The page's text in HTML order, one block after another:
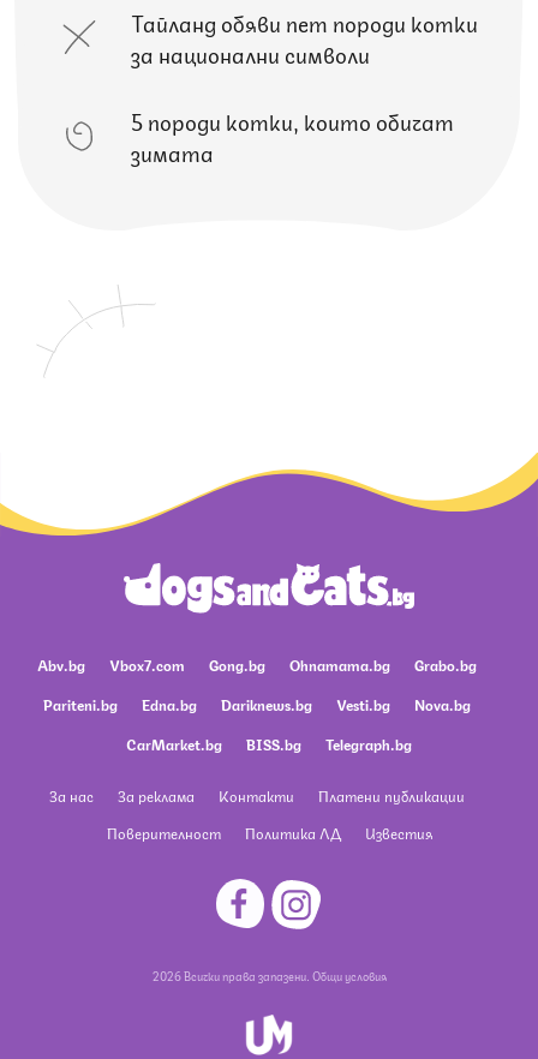
Тайланд обяви пет породи котки
за национални символи
5 породи котки, които обичат
зимата
Abv.bg Vbox7.com Gong.bg Ohnamama.bg
Grabo.bg
Pariteni.bg
Edna.bg Dariknews.bg Vesti.bg
Nova.bg
CarMarket.bg
BISS.bg Telegraph.bg
За нас За реклама Контакти
Платени публикации
Поверителност
Политика ЛД Известия
2026 Всички права запазени. Общи условия